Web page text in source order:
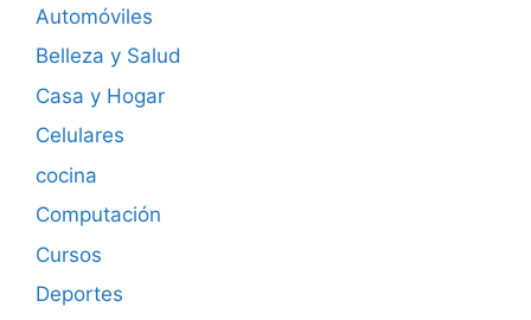
Automóviles
Belleza y Salud
Casa y Hogar
Celulares
cocina
Computación
Cursos
Deportes